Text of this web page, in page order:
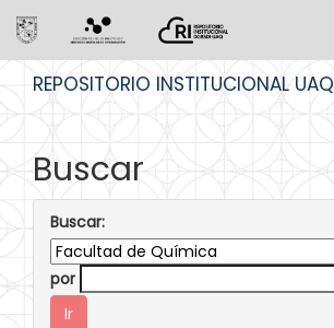
REPOSITORIO INSTITUCIONAL UAQ
Buscar
Buscar:
por